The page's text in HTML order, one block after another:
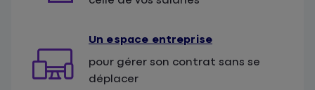
Un espace entreprise
pour gérer son contrat sans se
déplacer